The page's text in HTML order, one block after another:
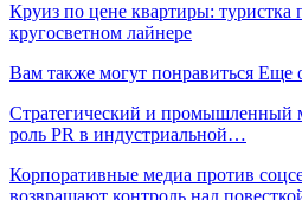
Круиз по цене квартиры: туристка
кругосветном лайнере
Вам также могут понравиться Еще
Стратегический и промышленный
роль PR в индустриальной…
Корпоративные медиа против